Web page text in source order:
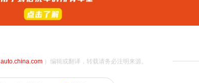
auto.china.com）编辑或翻译，转载请务必注明来源。